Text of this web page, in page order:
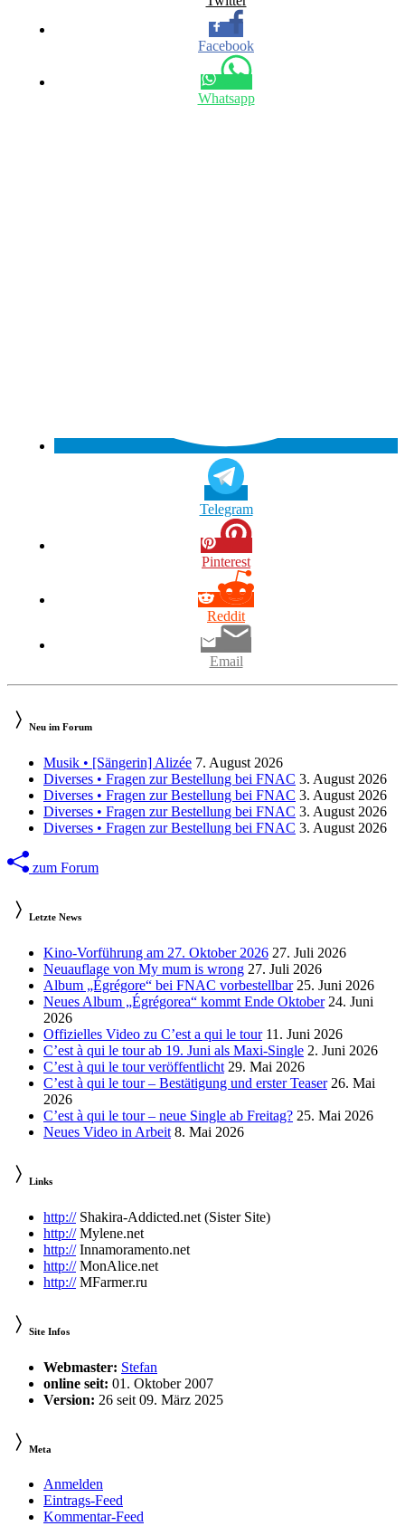
Facebook
Whatsapp
Telegram
Pinterest
Reddit
Email
Neu im Forum
Musik • [Sängerin] Alizée 7. August 2026
Diverses • Fragen zur Bestellung bei FNAC 3. August 2026
Diverses • Fragen zur Bestellung bei FNAC 3. August 2026
Diverses • Fragen zur Bestellung bei FNAC 3. August 2026
Diverses • Fragen zur Bestellung bei FNAC 3. August 2026
zum Forum
Letzte News
Kino-Vorführung am 27. Oktober 2026 27. Juli 2026
Neuauflage von My mum is wrong 27. Juli 2026
Album „Égrégore“ bei FNAC vorbestellbar 25. Juni 2026
Neues Album „Égrégorea“ kommt Ende Oktober 24. Juni
2026
Offizielles Video zu C’est a qui le tour 11. Juni 2026
C’est à qui le tour ab 19. Juni als Maxi-Single 2. Juni 2026
C’est à qui le tour veröffentlicht 29. Mai 2026
C’est à qui le tour – Bestätigung und erster Teaser 26. Mai
2026
C’est à qui le tour – neue Single ab Freitag? 25. Mai 2026
Neues Video in Arbeit 8. Mai 2026
Links
http://Shakira-Addicted.net (Sister Site)
http://Mylene.net
http://Innamoramento.net
http://MonAlice.net
http://MFarmer.ru
Site Infos
Webmaster: Stefan
online seit: 01. Oktober 2007
Version: 26 seit 09. März 2025
Meta
Anmelden
Eintrags-Feed
Kommentar-Feed